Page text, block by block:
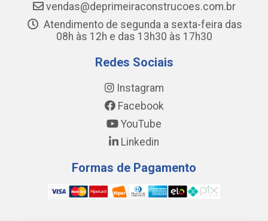
vendas@deprimeiraconstrucoes.com.br
Atendimento de segunda a sexta-feira das
08h às 12h e das 13h30 às 17h30
Redes Sociais
Instagram
Facebook
YouTube
Linkedin
Formas de Pagamento